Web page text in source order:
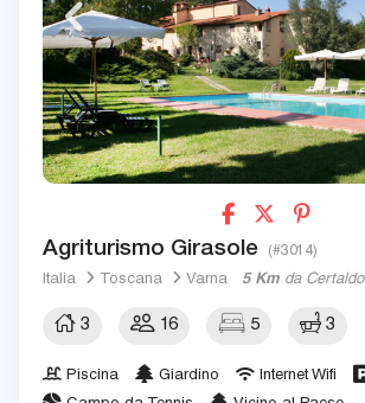
Agriturismo Girasole (#3014)
Italia Toscana Varna 5 Km da Certaldo
3 16 5 3
Piscina Giardino Internet Wifi